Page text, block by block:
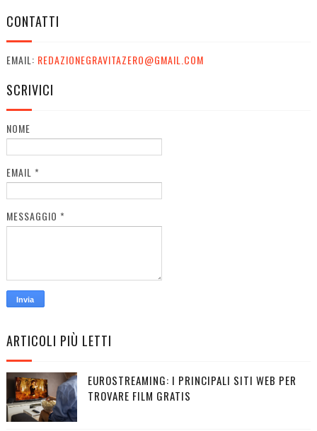
CONTATTI
EMAIL: REDAZIONEGRAVITAZERO@GMAIL.COM
SCRIVICI
NOME
EMAIL *
MESSAGGIO *
ARTICOLI PIÙ LETTI
EUROSTREAMING: I PRINCIPALI SITI WEB PER
TROVARE FILM GRATIS